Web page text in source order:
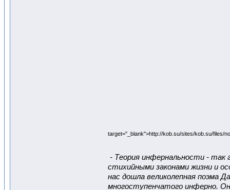
target="_blank">http://kob.su/sites/kob.su/files/
- Теория инфернальности - так
стихийными законами жизни и
нас дошла великолепная поэма
многоступенчатого инферно.